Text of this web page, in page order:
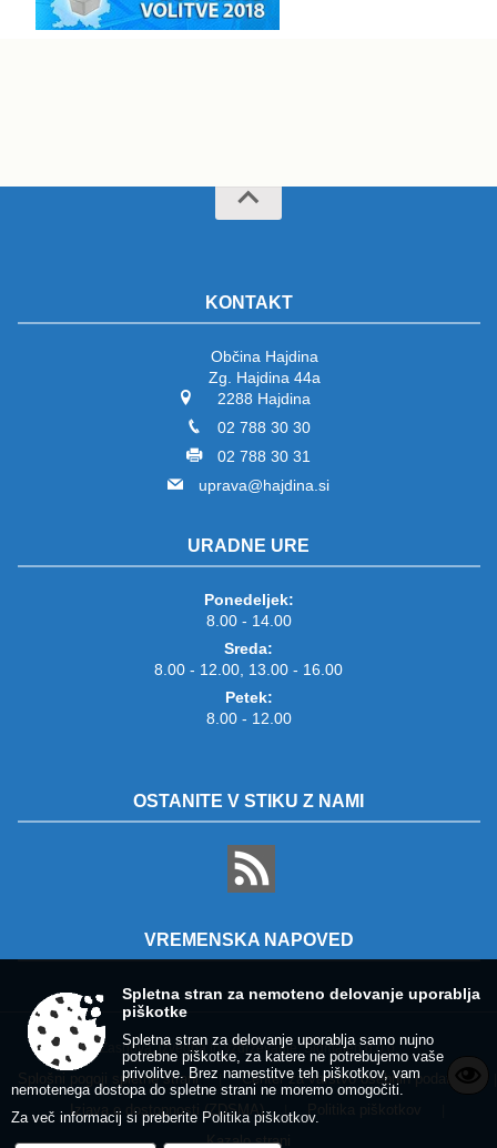
KONTAKT
Občina Hajdina
Zg. Hajdina 44a
2288 Hajdina
02 788 30 30
02 788 30 31
uprava@hajdina.si
URADNE URE
Ponedeljek:
8.00 - 14.00
Sreda:
8.00 - 12.00, 13.00 - 16.00
Petek:
8.00 - 12.00
OSTANITE V STIKU Z NAMI
VREMENSKA NAPOVED
Zasnova, izvedba in vzdrževanje: Sigmateh d.o.o.
Splošni pogoji spletne strani | Center za varstvo osebnih podatkov
Izjava o dostopnosti (ZDSMA) |
Kazalo strani
Spletna stran za nemoteno delovanje uporablja
piškotke
Spletna stran za delovanje uporablja samo nujno
potrebne piškotke, za katere ne potrebujemo vaše
privolitve. Brez namestitve teh piškotkov, vam
nemotenega dostopa do spletne strani ne moremo omogočiti.
Za več informacij si preberite Politika piškotkov.